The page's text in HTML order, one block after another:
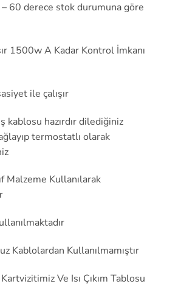
60 derece stok durumuna göre
1500w A Kadar Kontrol İmkanı
ile çalışır
kablosu hazırdır dilediğiniz
termostatlı olarak
Malzeme Kullanılarak
Kablolardan Kullanılmamıştır
Ve Isı Çıkım Tablosu